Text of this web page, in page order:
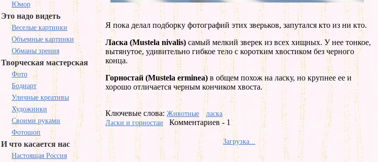
Юмор
Это надо видеть
Веселые картинки
Объемные картинки
Обманы зрения
Творческая мастерская
Фото
Бодиарт
Уличные креативы
Художники
Своими руками
Фотошоп
И что касается нас
Настоящая Россия
Я пока делал подборку фотографий этих зверьков, запутался кто из ни кто.
Ласка (Mustela nivalis) самый мелкий зверек из всех хищных. У нее тонкое,
вытянутое, удивительно гибкое тело с коротким хвостиком без черного
конца.
Горностай (Mustela erminea)в общем похож на ласку, но крупнее ее и
хорошо отличается черным кончиком хвоста.
Ключевые слова: Животные
ласка
Ласки и горностаи
Комментариев - 1
Загрузка...